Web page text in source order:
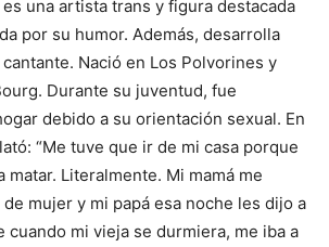
una artista trans y figura destacada
por su humor. Además, desarrolla
Nació en Los Polvorines y
Durante su juventud, fue
debido a su orientación sexual. En
“Me tuve que ir de mi casa porque
matar. Literalmente. Mi mamá me
mujer y mi papá esa noche les dijo a
cuando mi vieja se durmiera, me iba a